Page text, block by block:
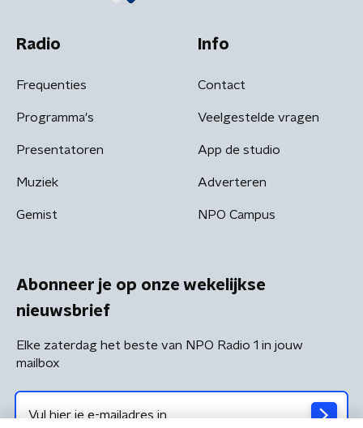
Radio
Frequenties
Programma's
Presentatoren
Muziek
Gemist
Info
Contact
Veelgestelde vragen
App de studio
Adverteren
NPO Campus
Abonneer je op onze wekelijkse
nieuwsbrief
Elke zaterdag het beste van NPO Radio 1 in jouw
mailbox